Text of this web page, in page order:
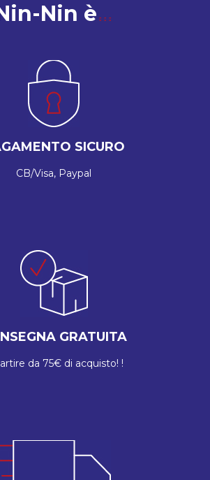
Nin è
SICURO
CB/Visa, Paypal
GRATUITA
da 75€ di acquisto! !